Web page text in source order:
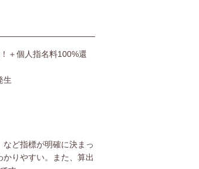
＋個人指名料100%還
生
など指標が明確に決まっ
りやすい。また、算出